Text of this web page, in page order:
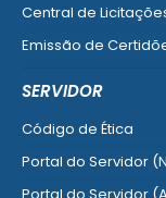
Central de
Emissão de
SERVIDOR
Código de Ética
Portal do Servidor